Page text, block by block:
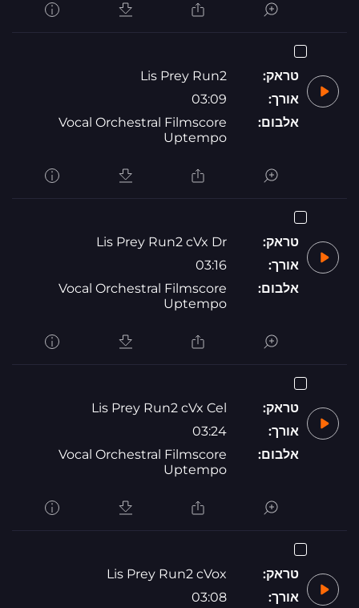
טראק:
Lis Prey Run2
אורך:
03:09
אלבום:
Vocal Orchestral Filmscore
Uptempo
טראק:
Lis Prey Run2 cVx Dr
אורך:
03:16
אלבום:
Vocal Orchestral Filmscore
Uptempo
טראק:
Lis Prey Run2 cVx Cel
אורך:
03:24
אלבום:
Vocal Orchestral Filmscore
Uptempo
טראק:
Lis Prey Run2 cVox
אורך:
03:08